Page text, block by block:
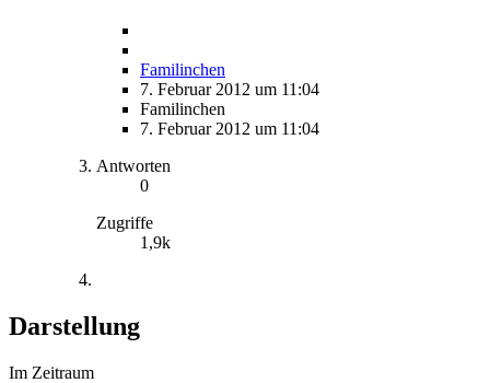
Familinchen
7. Februar 2012 um 11:04
Familinchen
7. Februar 2012 um 11:04
Antworten
0
Zugriffe
1,9k
Darstellung
Im Zeitraum